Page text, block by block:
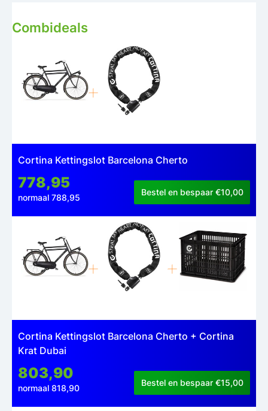
Combideals
Cortina Kettingslot Barcelona Cherto
778,95
normaal 788,95
Bestel en bespaar €10,00
Cortina Kettingslot Barcelona Cherto + Cortina
Krat Dubai
803,90
normaal 818,90
Bestel en bespaar €15,00